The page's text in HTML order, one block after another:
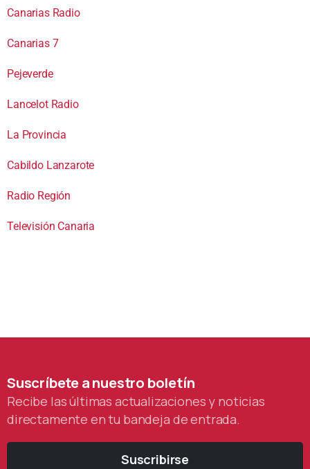
Canarias Radio
Canarias 7
Pejeverde
Lancelot Radio
La Provincia
Cabildo Lanzarote
Radio Región
Televisión Canaria
Suscríbeteanuestro boletín
Recibe las últimas actualizaciones y noticias
directamente en tu bandeja de entrada.
Suscribirse